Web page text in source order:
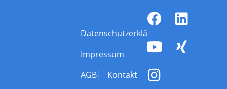
Datenschutzerklärung
Impressum
AGB
Kontakt